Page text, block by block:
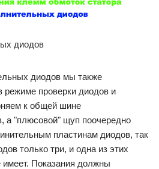
диодов
диодов мы также
режиме проверки диодов и
к общей шине
а "плюсовой" щуп поочередно
пластинам диодов, так
только три, и одна из этих
имеет. Показания должны